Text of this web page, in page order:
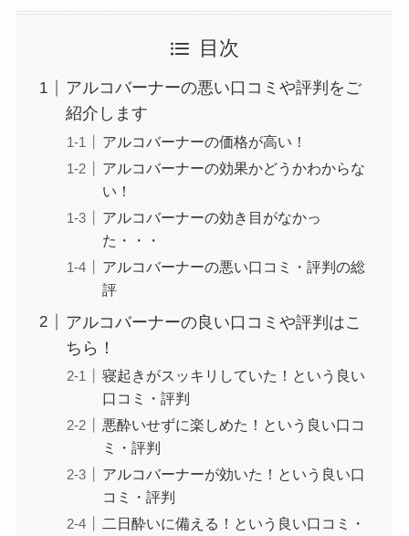
目次
アルコバーナーの悪い口コミや評判をご
紹介します
アルコバーナーの価格が高い！
アルコバーナーの効果かどうかわからな
い！
アルコバーナーの効き目がなかっ
た・・・
アルコバーナーの悪い口コミ・評判の総
評
アルコバーナーの良い口コミや評判はこ
ちら！
寝起きがスッキリしていた！という良い
口コミ・評判
悪酔いせずに楽しめた！という良い口コ
ミ・評判
アルコバーナーが効いた！という良い口
コミ・評判
二日酔いに備える！という良い口コミ・